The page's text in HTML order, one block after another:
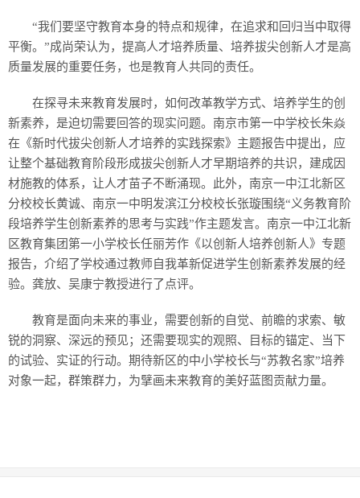
“我们要坚守教育本身的特点和规律，在追求和回归当中取得
平衡。”成尚荣认为，提高人才培养质量、培养拔尖创新人才是高
质量发展的重要任务，也是教育人共同的责任。
在探寻未来教育发展时，如何改革教学方式、培养学生的创
新素养，是迫切需要回答的现实问题。南京市第一中学校长朱焱
在《新时代拔尖创新人才培养的实践探索》主题报告中提出，应
让整个基础教育阶段形成拔尖创新人才早期培养的共识，建成因
材施教的体系，让人才苗子不断涌现。此外，南京一中江北新区
分校校长黄诚、南京一中明发滨江分校校长张璇围绕“义务教育阶
段培养学生创新素养的思考与实践”作主题发言。南京一中江北新
区教育集团第一小学校长任丽芳作《以创新人培养创新人》专题
报告，介绍了学校通过教师自我革新促进学生创新素养发展的经
验。龚放、吴康宁教授进行了点评。
教育是面向未来的事业，需要创新的自觉、前瞻的求索、敏
锐的洞察、深远的预见；还需要现实的观照、目标的锚定、当下
的试验、实证的行动。期待新区的中小学校长与“苏教名家”培养
对象一起，群策群力，为擘画未来教育的美好蓝图贡献力量。